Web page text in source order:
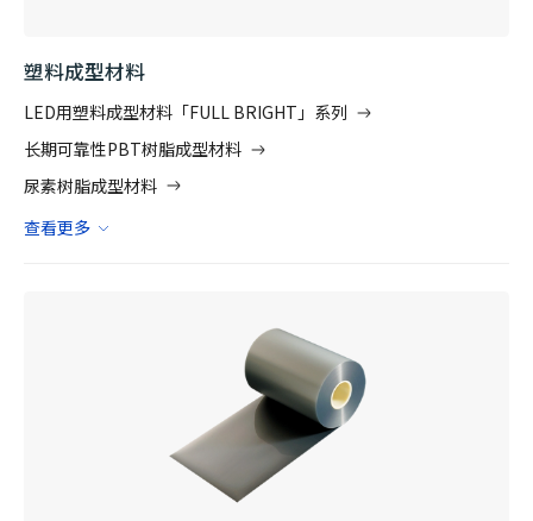
塑料成型材料
LED用塑料成型材料「FULL BRIGHT」系列
长期可靠性PBT树脂成型材料
尿素树脂成型材料
查看更多